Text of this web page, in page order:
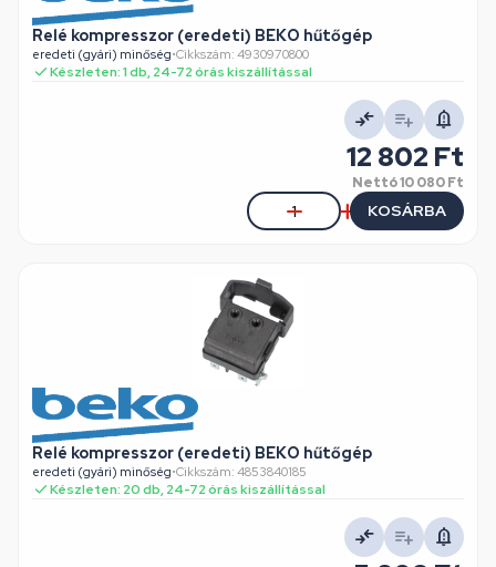
Relé kompresszor (eredeti) BEKO hűtőgép
eredeti (gyári) minőség•Cikkszám: 4930970800
Készleten: 1 db, 24-72 órás kiszállítással
12 802 Ft
Nettó10 080 Ft
KOSÁRBA
Relé kompresszor (eredeti) BEKO hűtőgép
eredeti (gyári) minőség•Cikkszám: 4853840185
Készleten: 20 db, 24-72 órás kiszállítással